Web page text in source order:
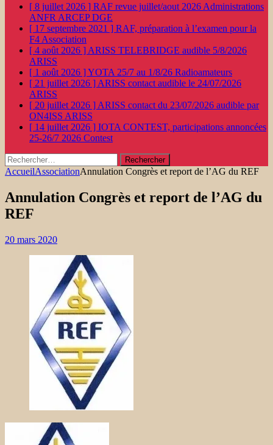
[ 8 juillet 2026 ] RAF revue juillet/aout 2026 Administrations
ANFR ARCEP DGE
[ 17 septembre 2021 ] RAF, préparation à l’examen pour la
F4 Association
[ 4 août 2026 ] ARISS TELEBRIDGE audible 5/8/2026
ARISS
[ 1 août 2026 ]YOTA 25/7 au 1/8/26 Radioamateurs
[ 21 juillet 2026 ] ARISS contact audible le 24/07/2026
ARISS
[ 20 juillet 2026 ] ARISS contact du 23/07/2026 audible par
ON4ISS ARISS
[ 14 juillet 2026 ] IOTA CONTEST, participations annoncées
25-26/7 2026 Contest
Rechercher :
AccueilAssociationAnnulation Congrès et report de l’AG du REF
Annulation Congrès et report de l’AG du
REF
20 mars 2020